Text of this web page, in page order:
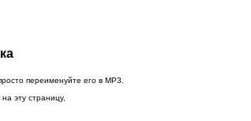
переименуйте его в MP3.
эту страницу,